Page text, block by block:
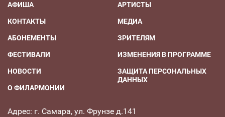
АФИША
КОНТАКТЫ
АБОНЕМЕНТЫ
ФЕСТИВАЛИ
НОВОСТИ
О ФИЛАРМОНИИ
АРТИСТЫ
МЕДИА
ЗРИТЕЛЯМ
ИЗМЕНЕНИЯ В ПРОГРАММЕ
ЗАЩИТА ПЕРСОНАЛЬНЫХ
ДАННЫХ
Адрес: г. Самара, ул. Фрунзе д.141